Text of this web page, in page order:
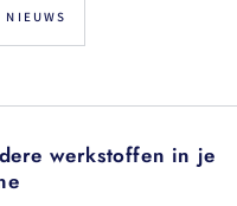
NIEUWS
werkstoffen in je